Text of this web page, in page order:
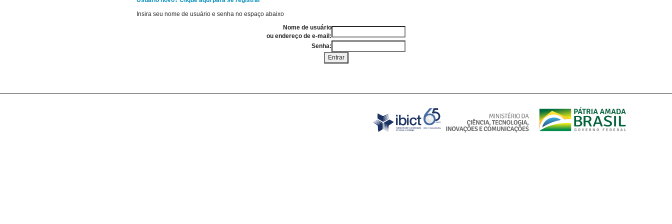
Insira seu nome de usuário e senha no espaço abaixo
Nome de usuário
ou endereço de e-mail:
Senha: